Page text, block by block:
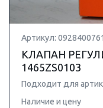
Артикул:
КЛАПАН
1465ZS0103
Подходит для
Наличие и цену